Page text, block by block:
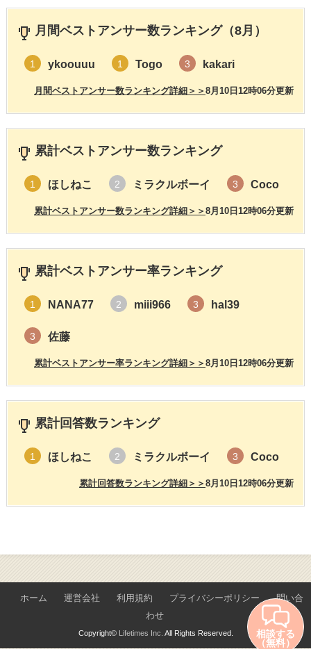
月間ベストアンサー数ランキング（8月）
1 ykoouuu 1 Togo 3 kakari
8月10日12時06分更新
月間ベストアンサー数ランキング詳細＞＞
累計ベストアンサー数ランキング
1 ほしねこ 2 ミラクルボーイ 3 Coco
8月10日12時06分更新
累計ベストアンサー数ランキング詳細＞＞
累計ベストアンサー率ランキング
1 NANA77 2 miii966 3 hal39
3 佐藤
8月10日12時06分更新
累計ベストアンサー率ランキング詳細＞＞
累計回答数ランキング
1 ほしねこ 2 ミラクルボーイ 3 Coco
8月10日12時06分更新
累計回答数ランキング詳細＞＞
ホーム 運営会社 利用規約 プライバシーポリシー
問い合
わせ
Copyright© Lifetimes Inc. All Rights Reserved. 相談する
（無料）